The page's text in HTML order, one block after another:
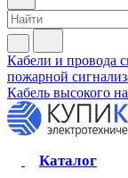
Кабели и провода
пожарной
Кабель высокого
Каталог